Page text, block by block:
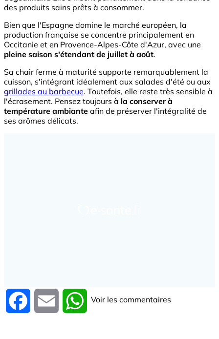
des produits sains prêts à consommer.
Bien que l'Espagne domine le marché européen, la
production française se concentre principalement en
Occitanie et en Provence-Alpes-Côte d'Azur, avec une
pleine saison s'étendant de juillet à août.
Sa chair ferme à maturité supporte remarquablement la
cuisson, s'intégrant idéalement aux salades d'été ou aux
grillades au barbecue. Toutefois, elle reste très sensible à
l'écrasement. Pensez toujours à la conserver à
température ambiante afin de préserver l'intégralité de
ses arômes délicats.
Facebook Email WhatsApp
Voir les commentaires